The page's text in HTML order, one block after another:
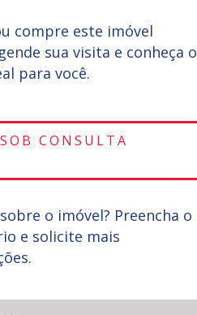
compre este imóvel
sua visita e conheça o
para você.
CONSULTA
o imóvel? Preencha o
e solicite mais